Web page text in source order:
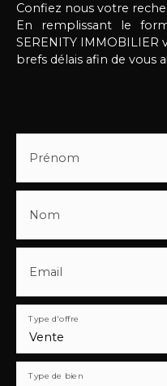
Confiez nous votre
En remplissant le
SERENITY IMMOBILIER
brefs délais afin de vous
Prénom
Nom
Email
Vente
Type d'offre
Type de bien